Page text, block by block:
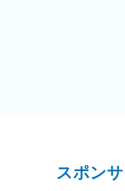
スポン